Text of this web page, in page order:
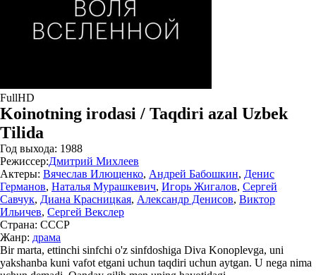
FullHD
Koinotning irodasi / Taqdiri azal Uzbek
Tilida
Год выхода: 1988
Режиссер:Дмитрий Михлеев
Актеры: Вячеслав Илющенко, Андрей Бабошкин, Денис
Германов, Наталья Мурашкевич, Игорь Жигалов, Сергей
Савчук, Диана Красницкая, Александр Денисов, Виктор
Ильичев, Сергей Векслер
Страна: СССР
Жанр: драма
Bir marta, ettinchi sinfchi o'z sinfdoshiga Diva Konoplevga, uni
yakshanba kuni vafot etgani uchun taqdiri uchun aytgan. U nega nima